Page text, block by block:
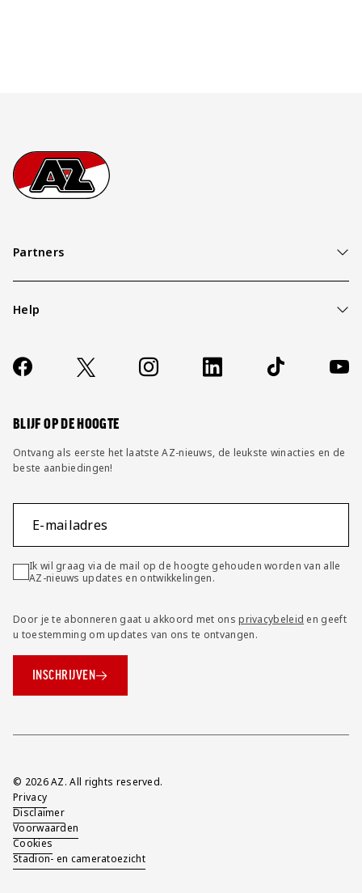
Footer
Ga naar onze homepage
Partners
Help
Contact
FAQ
Socials
https://www.facebook.com/AZAlkmaar
X Instagram LinkedIn TikTok
BLIJF OP DE HOOGTE
Ontvang als eerste het laatste AZ-nieuws, de leukste winacties en de
beste aanbiedingen!
E-mailadres
Ik wil graag via de mail op de hoogte gehouden worden van alle
AZ-nieuws updates en ontwikkelingen.
Door je te abonneren gaat u akkoord met onsprivacybeleid en geeft
u toestemming om updates van ons te ontvangen.
INSCHRIJVEN
Overig
© 2026 AZ. All rights reserved.
Privacy
Disclaimer
Voorwaarden
Cookies
Stadion- en cameratoezicht